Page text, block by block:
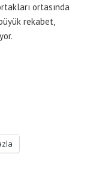
ortasında
rekabet,